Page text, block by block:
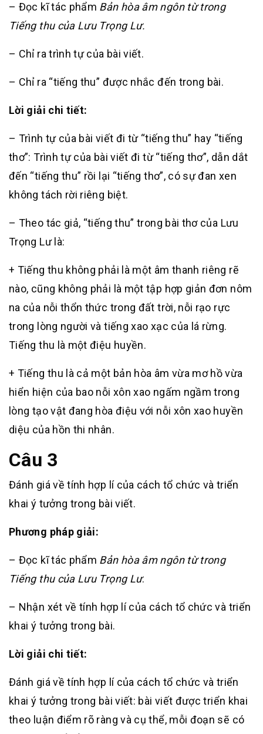
– Đọc kĩ tác phẩm Bản hòa âm ngôn từ trong
Tiếng thu của Lưu Trọng Lư.
– Chỉ ra trình tự của bài viết.
– Chỉ ra “tiếng thu” được nhắc đến trong bài.
Lời giải chi tiết:
– Trình tự của bài viết đi từ “tiếng thu” hay “tiếng
thơ”: Trình tự của bài viết đi từ “tiếng thơ”, dẫn dắt
đến “tiếng thu” rồi lại “tiếng thơ”, có sự đan xen
không tách rời riêng biệt.
– Theo tác giả, “tiếng thu” trong bài thơ của Lưu
Trọng Lư là:
+ Tiếng thu không phải là một âm thanh riêng rẽ
nào, cũng không phải là một tập hợp giản đơn nôm
na của nỗi thổn thức trong đất trời, nỗi rạo rực
trong lòng người và tiếng xao xạc của lá rừng.
Tiếng thu là một điệu huyền.
+ Tiếng thu là cả một bản hòa âm vừa mơ hồ vừa
hiển hiện của bao nỗi xôn xao ngấm ngầm trong
lòng tạo vật đang hòa điệu với nỗi xôn xao huyền
diệu của hồn thi nhân.
Câu 3
Đánh giá về tính hợp lí của cách tổ chức và triển
khai ý tưởng trong bài viết.
Phương pháp giải:
– Đọc kĩ tác phẩm Bản hòa âm ngôn từ trong
Tiếng thu của Lưu Trọng Lư.
– Nhận xét về tính hợp lí của cách tổ chức và triển
khai ý tưởng trong bài.
Lời giải chi tiết:
Đánh giá về tính hợp lí của cách tổ chức và triển
khai ý tưởng trong bài viết: bài viết được triển khai
theo luận điểm rõ ràng và cụ thể, mỗi đoạn sẽ có